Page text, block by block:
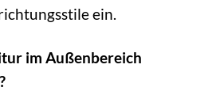
ein.
im Außenbereich